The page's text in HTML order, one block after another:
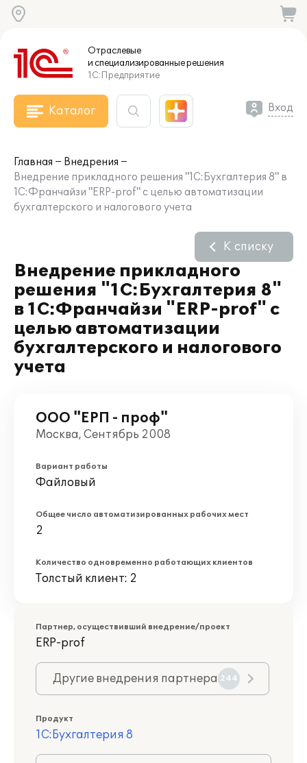
Отраслевые
и специализированныерешения
1С:Предприятие
Каталог Вход
Главная
Внедрения
Внедрение прикладного решения "1С:Бухгалтерия 8" в
1С:Франчайзи "ERP-prof" с целью автоматизации
бухгалтерского и налогового учета
Внедрение прикладного
решения "1С:Бухгалтерия 8"
в 1С:Франчайзи "ERP-prof" с
целью автоматизации
бухгалтерского и налогового
учета
К списку
ООО "ЕРП - проф"
Москва, Сентябрь 2008
Вариант работы
Файловый
Общее число автоматизированных рабочих мест
2
Количество одновременно работающих клиентов
Толстый клиент: 2
Партнер, осуществивший внедрение/проект
ERP-prof
Другие внедрения партнера 244
Продукт
1С:Бухгалтерия 8